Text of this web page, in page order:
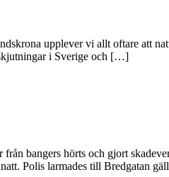
upplever vi allt oftare att
i Sverige och […]
bangers hörts och gjort
Polis larmades till Bredgatan